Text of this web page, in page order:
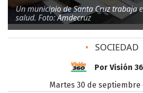
Un municipio de Santa Cruz trabaja
salud. Foto: Amdecruz
• SOCIEDAD
Por Visión
martes 30 de septiembre